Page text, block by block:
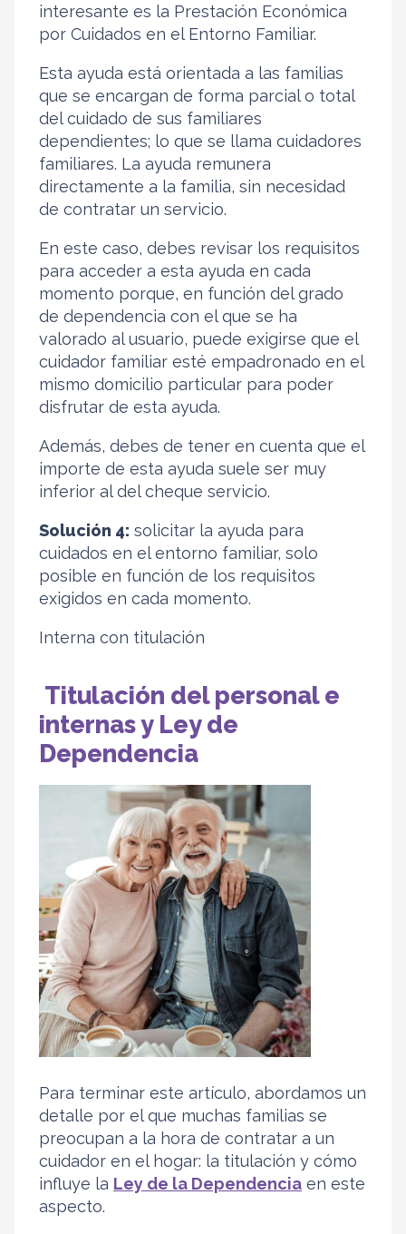
interesante es la Prestación Económica
por Cuidados en el Entorno Familiar.
Esta ayuda está orientada a las familias
que se encargan de forma parcial o total
del cuidado de sus familiares
dependientes; lo que se llama cuidadores
familiares. La ayuda remunera
directamente a la familia, sin necesidad
de contratar un servicio.
En este caso, debes revisar los requisitos
para acceder a esta ayuda en cada
momento porque, en función del grado
de dependencia con el que se ha
valorado al usuario, puede exigirse que el
cuidador familiar esté empadronado en el
mismo domicilio particular para poder
disfrutar de esta ayuda.
Además, debes de tener en cuenta que el
importe de esta ayuda suele ser muy
inferior al del cheque servicio.
Solución 4: solicitar la ayuda para
cuidados en el entorno familiar, solo
posible en función de los requisitos
exigidos en cada momento.
Interna con titulación
Titulación del personal e
internas y Ley de
Dependencia
Para terminar este artículo, abordamos un
detalle por el que muchas familias se
preocupan a la hora de contratar a un
cuidador en el hogar: la titulación y cómo
influye la Ley de la Dependencia en este
aspecto.